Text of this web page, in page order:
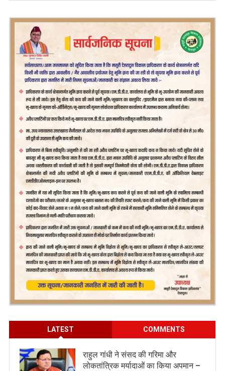
LATEST COMMENTS
राहुल गांधी ने संसद की गरिमा और
लोकतांत्रिक मर्यादाओं का किया अपमान –